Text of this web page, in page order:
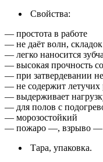
Свойства:
— простота в работе
— не даёт волн, складок
— легко наносится
— высокая прочность
— при затвердевании
— не содержит летучих
— выдерживает
— для полов с
— морозостойкий
— пожаро —, взрыво —
Тара, упаковка.